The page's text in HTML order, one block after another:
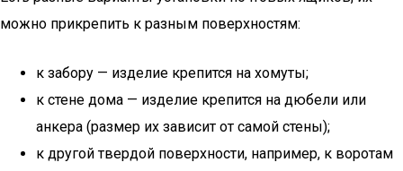
можно прикрепить к разным поверхностям:
к забору — изделие крепится на хомуты;
к стене дома — изделие крепится на дюбели или
анкера (размер их зависит от самой стены);
к другой твердой поверхности, например, к воротам